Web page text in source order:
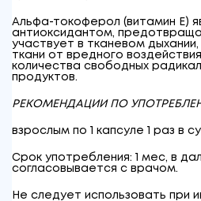
Альфа-токоферол (витамин Е)
антиоксидантом,
участвует в тканевом
ткани от вредного
количества свободных
продуктов.
РЕКОМЕНДАЦИИ ПО
взрослым по 1 капсуле 1 раз в
Срок употребления: 1 мес, в
согласовывается с врачом.
Не следует использовать при